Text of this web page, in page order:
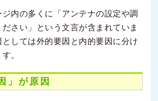
内の多くに「アンテナの設定や調
さい」という文言が含まれていま
しては外的要因と内的要因に分け
。
」が原因